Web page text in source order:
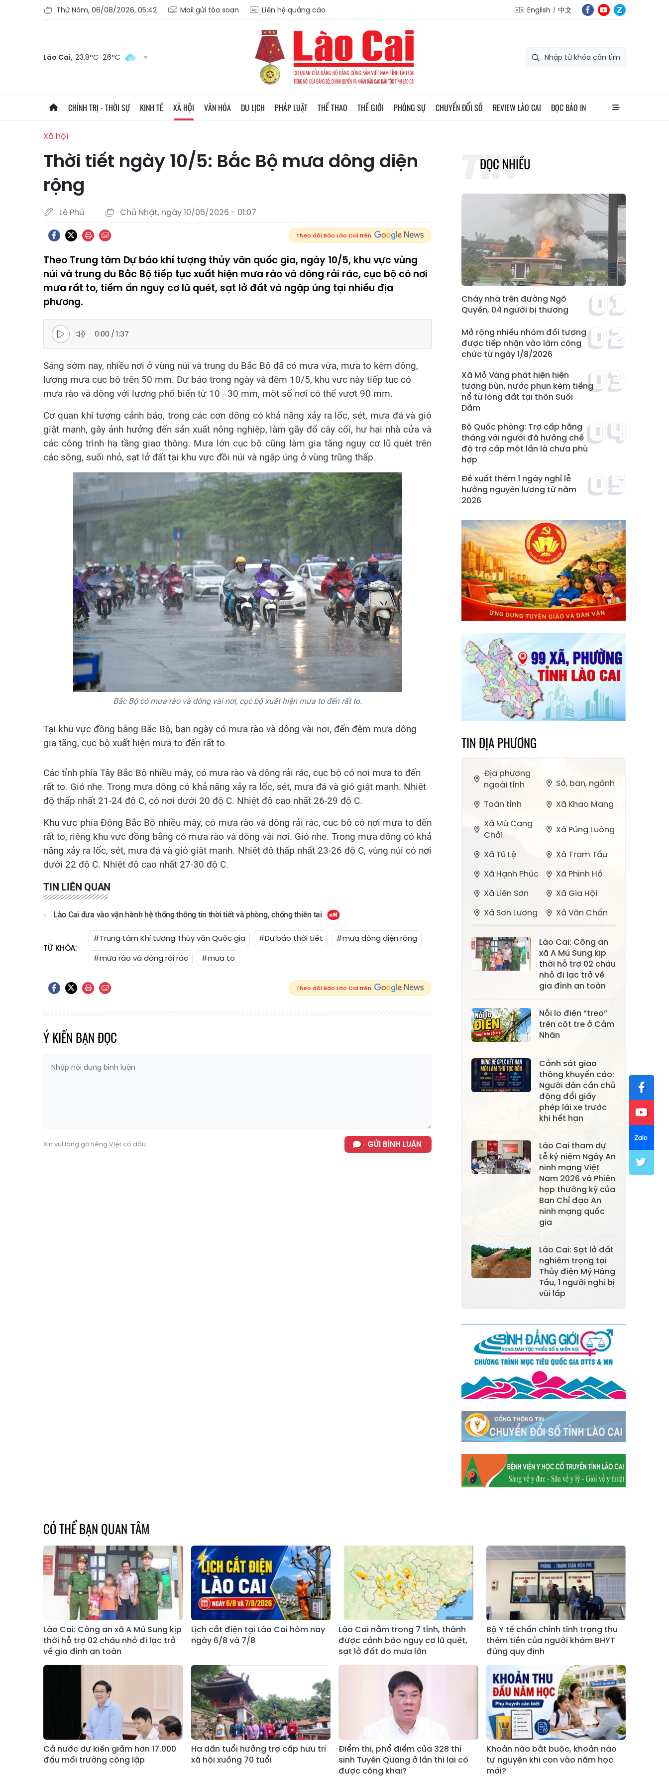
Thứ Năm, 06/08/2026, 05:42 Mail gửi tòa soạn Liên hệ quảng cáo English 中文
Lào Cai, 23.8°C-26°C
CHÍNH TRỊ - THỜI SỰ KINH TẾ XÃ HỘI VĂN HÓA DU LỊCH PHÁP LUẬT THỂ THAO THẾ GIỚI PHÓNG SỰ CHUYỂN ĐỔI SỐ REVIEW LÀO CAI ĐỌC BÁO IN
Xã hội
Thời tiết ngày 10/5: Bắc Bộ mưa dông diện
rộng
Lê Phú Chủ Nhật, ngày 10/05/2026 - 01:07
Theo dõi Báo Lào Cai trên
Theo Trung tâm Dự báo khí tượng thủy văn quốc gia, ngày 10/5, khu vực vùng
núi và trung du Bắc Bộ tiếp tục xuất hiện mưa rào và dông rải rác, cục bộ có nơi
mưa rất to, tiềm ẩn nguy cơ lũ quét, sạt lở đất và ngập úng tại nhiều địa
phương.
0:00 /1:37
Sáng sớm nay, nhiều nơi ở vùng núi và trung du Bắc Bộ đã có mưa vừa, mưa to kèm dông,
lượng mưa cục bộ trên 50 mm. Dự báo trong ngày và đêm 10/5, khu vực này tiếp tục có
mưa rào và dông với lượng phổ biến từ 10 - 30 mm, một số nơi có thể vượt 90 mm.
Cơ quan khí tượng cảnh báo, trong các cơn dông có khả năng xảy ra lốc, sét, mưa đá và gió
giật mạnh, gây ảnh hưởng đến sản xuất nông nghiệp, làm gãy đổ cây cối, hư hại nhà cửa và
các công trình hạ tầng giao thông. Mưa lớn cục bộ cũng làm gia tăng nguy cơ lũ quét trên
các sông, suối nhỏ, sạt lở đất tại khu vực đồi núi và ngập úng ở vùng trũng thấp.
Bắc Bộ có mưa rào và dông vài nơi, cục bộ xuất hiện mưa to đến rất to.
Tại khu vực đồng bằng Bắc Bộ, ban ngày có mưa rào và dông vài nơi, đến đêm mưa dông
gia tăng, cục bộ xuất hiện mưa to đến rất to.
Các tỉnh phía Tây Bắc Bộ nhiều mây, có mưa rào và dông rải rác, cục bộ có nơi mưa to đến
rất to. Gió nhẹ. Trong mưa dông có khả năng xảy ra lốc, sét, mưa đá và gió giật mạnh. Nhiệt
độ thấp nhất 21-24 độ C, có nơi dưới 20 độ C. Nhiệt độ cao nhất 26-29 độ C.
Khu vực phía Đông Bắc Bộ nhiều mây, có mưa rào và dông rải rác, cục bộ có nơi mưa to đến
rất to, riêng khu vực đồng bằng có mưa rào và dông vài nơi. Gió nhẹ. Trong mưa dông có khả
năng xảy ra lốc, sét, mưa đá và gió giật mạnh. Nhiệt độ thấp nhất 23-26 độ C, vùng núi có nơi
dưới 22 độ C. Nhiệt độ cao nhất 27-30 độ C.
TIN LIÊN QUAN
Lào Cai đưa vào vận hành hệ thống thông tin thời tiết và phòng, chống thiên tai
TỪ KHÓA:
#Trung tâm Khí tượng Thủy văn Quốc gia #Dự báo thời tiết
#mưa dông diện rộng
#mưa rào và dông rải rác
#mưa to
Theo dõi Báo Lào Cai trên
Ý KIẾN BẠN ĐỌC
Xin vui lòng gõ tiếng Việt có dấu GỬI BÌNH LUẬN
ĐỌC NHIỀU
Cháy nhà trên đường Ngô
Quyền, 04 người bị thương
Mở rộng nhiều nhóm đối tượng
được tiếp nhận vào làm công
chức từ ngày 1/8/2026
Xã Mỏ Vàng phát hiện hiện
tượng bùn, nước phun kèm tiếng
nổ từ lòng đất tại thôn Suối
Dầm
Bộ Quốc phòng: Trợ cấp hằng
tháng với người đã hưởng chế
độ trợ cấp một lần là chưa phù
hợp
Đề xuất thêm 1 ngày nghỉ lễ
hưởng nguyên lương từ năm
2026
TIN ĐỊA PHƯƠNG
Địa phương
ngoài tỉnh
Sở, ban, ngành
Toàn tỉnh
Xã Khao Mang
Xã Mù Cang
Chải
Xã Púng Luông
Xã Tú Lệ
Xã Trạm Tấu
Xã Hạnh Phúc
Xã Phình Hồ
Xã Liên Sơn
Xã Gia Hội
Xã Sơn Lương
Xã Văn Chấn
Bằng La
Xã Chấn Thịnh
Xã Nghĩa Tâm
Xã Phong Dụ
Hạ
Xã Đông
Cuông
Xã Tân Hợp
Xã Mậu A
Xã Mỏ Vàng
Xã Lâm
Thượng
Xã Lục Yên
Xã Tân Lĩnh
Xã Phúc Lợi
Xã Yên Thành
Xã Thác Bà
Xã Yên Bình
Xã Bảo Ái
Xã Hưng
Khánh
Xã Quy Mông
Xã Cốc San
Xã Hợp Thành
Xã Phong Hải
Xã Bảo Thắng
Xã Tằng Loỏng
Xã Gia Phú
Xã Mường
Hum
Xã Dền Sáng
Xã Trịnh Tường
Xã Nậm Chày
Xã Bản Xèo
Xã Bát Xát
Xã Võ Lao
Xã Khánh Yên
Xã Chiềng Ken
Xã Minh Lương
Xã Nậm Chảy
Xã Bảo Yên
Xã Bảo Hà
Xã Mường Bo
Xã Tả Van
Xã Tả Phìn
Xã Cốc Lầu
Xã Bảo Nhai
Xã Bản Liền
Xã Bắc Hà
Xã Tả Củ Tỷ
Xã Lùng Phình
Xã Pha Long
Xã Mường
Khương
Xã Bản Lầu
Xã Cao Sơn
Xã Si Ma Cai
Xã Sín Chéng
Xã Nậm Xé
Xã Ngũ Chỉ
Sơn
Xã Chế Tạo
Xã Lao Chải
Xã Nậm Có
Lào Cai: Công an
xã A Mú Sung kịp
thời hỗ trợ 02 cháu
nhỏ đi lạc trở về
gia đình an toàn
Nỗi lo điện “treo”
trên cột tre ở Cảm
Nhân
Cảnh sát giao
thông khuyến cáo:
Người dân cần chủ
động đổi giấy
phép lái xe trước
khi hết hạn
Lào Cai tham dự
Lễ kỷ niệm Ngày An
ninh mạng Việt
Nam 2026 và Phiên
họp thường kỳ của
Ban Chỉ đạo An
ninh mạng quốc
gia
Lào Cai: Sạt lở đất
nghiêm trọng tại
Thủy điện Mý Háng
Tầu, 1 người nghi bị
vùi lấp
CÓ THỂ BẠN QUAN TÂM
Lào Cai: Công an xã A Mú Sung kịp
thời hỗ trợ 02 cháu nhỏ đi lạc trở
về gia đình an toàn
Lịch cắt điện tại Lào Cai hôm nay
ngày 6/8 và 7/8
Lào Cai nằm trong 7 tỉnh, thành
được cảnh báo nguy cơ lũ quét,
sạt lở đất do mưa lớn
Bộ Y tế chấn chỉnh tình trạng thu
thêm tiền của người khám BHYT
đúng quy định
Cả nước dự kiến giảm hơn 17.000
đầu mối trường công lập
Hạ dần tuổi hưởng trợ cấp hưu trí
xã hội xuống 70 tuổi
Điểm thi, phổ điểm của 328 thí
sinh Tuyên Quang ở lần thi lại có
được công khai?
Khoản nào bắt buộc, khoản nào
tự nguyện khi con vào năm học
mới?